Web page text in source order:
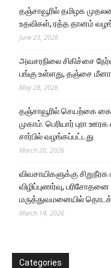
தஞ்சாவூரில் தமிழக
உதவிகள், ரத்த தானம்
June 23, 2026
அவசரநிலை சிகிச்சை
பங்கு உள்ளது, தஞ்சை
May 28, 2026
தஞ்சாவூரில் செயற்கை
முகாம். பெரியார் புரா
சார்பில் வழங்கப்பட்டது
March 20, 2026
விவசாயிகளுக்கு
விழிப்புணர்வு,
மருத்துவமனையில்
March 14, 2026
Categories